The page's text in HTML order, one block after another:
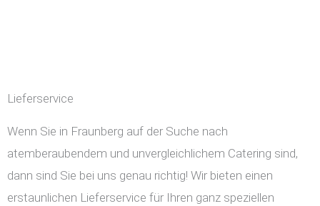
Lieferservice
Wenn Sie in Fraunberg auf der Suche nach
atemberaubendem und unvergleichlichem Catering sind,
dann sind Sie bei uns genau richtig! Wir bieten einen
erstaunlichen Lieferservice für Ihren ganz speziellen